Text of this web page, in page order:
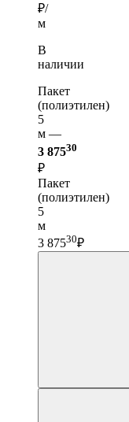
₽/
м
В
наличии
Пакет
(полиэтилен)
5
м —
3 87530
₽
Пакет
(полиэтилен)
5
м
3 87530₽